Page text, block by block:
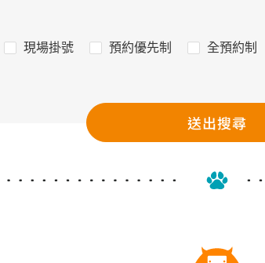
現場掛號 預約優先制 全預約制
送出搜尋